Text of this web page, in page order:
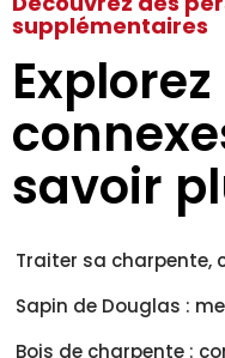
supplémentaires
savoir
Traiter sa charpente,
Sapin de Douglas :
Bois de charpente :